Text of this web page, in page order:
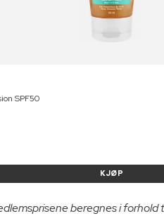
SPF50
KJØP
beregnes i